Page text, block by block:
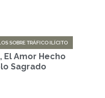
SOBRE TRÁFICO ILÍCITO
El Amor Hecho
Sagrado